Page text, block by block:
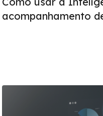
acompanhamento